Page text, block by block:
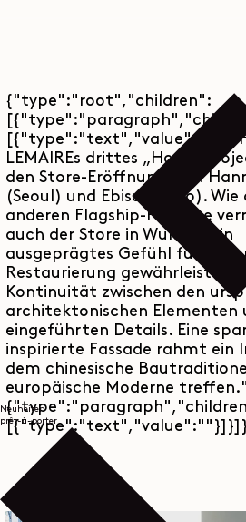
Neuheiten
prêt-à-porter
{"type":"root","children":
[{"type":"text","value":"Das
LEMAIREs drittes „House
den Store-Eröffnungen in
(Seoul) und Ebisu (Tokio). Wie
anderen Flagship-Projekte
auch der Store in Wukang ein
ausgeprägtes Gefühl für
Restaurierung gewährleistet
Kontinuität zwischen den
architektonischen Elementen
eingeführten Details. Eine
inspirierte Fassade rahmt ein
dem chinesische
europäische Moderne
[{"type":"text","value":""}]}]}